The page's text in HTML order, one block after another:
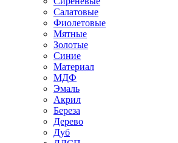
Салатовые
Фиолетовые
Мятные
Золотые
Синие
Материал
МДФ
Эмаль
Акрил
Береза
Дерево
Дуб